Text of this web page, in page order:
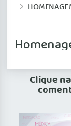
HOMENAGEM
Clique